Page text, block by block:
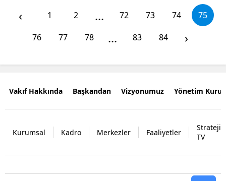
KAPATILMAMALIDIR
‹ 1 2 ... 72 73 74
75
76
77 78 ... 83 84 ›
Vakıf Hakkında Başkandan Vizyonumuz Yönetim
Kurumsal Kadro Merkezler Faaliyetler
Strateji
TV